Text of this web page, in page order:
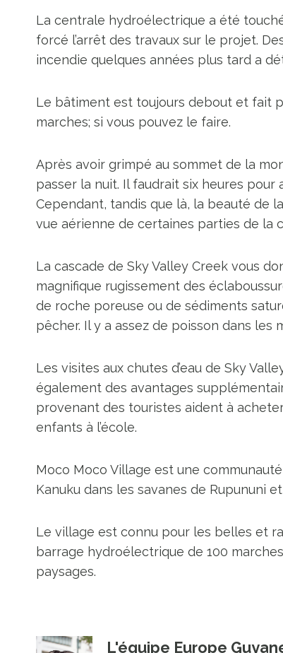
La centrale hydroélectrique a été
forcé l’arrêt des travaux sur le projet.
incendie quelques années plus tard a
Le bâtiment est toujours debout et fait
marches; si vous pouvez le faire.
Après avoir grimpé au sommet de la
passer la nuit. Il faudrait six heures
Cependant, tandis que là, la beauté de
vue aérienne de certaines parties de la
La cascade de Sky Valley Creek vous
magnifique rugissement des
de roche poreuse ou de sédiments
pêcher. Il y a assez de poisson dans les
Les visites aux chutes d’eau de Sky
également des avantages
provenant des touristes aident à
enfants à l’école.
Moco Moco Village est une
Kanuku dans les savanes de Rupununi
Le village est connu pour les belles et
barrage hydroélectrique de 100
paysages.
L'équipe Europe